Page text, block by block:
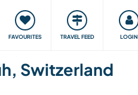
FAVOURITES TRAVEL FEED LOGIN
community Giving back
Switzerland